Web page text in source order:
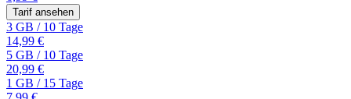
Tarif ansehen
3 GB /10 Tage
14,99 €
5 GB /10 Tage
20,99 €
1 GB /15 Tage